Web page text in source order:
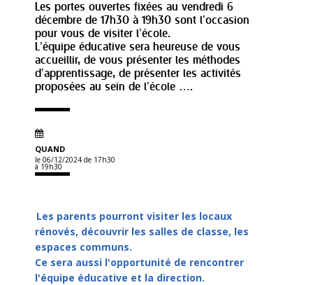
Les portes ouvertes fixées au vendredi 6
décembre de 17h30 à 19h30 sont l’occasion
pour vous de visiter l’école.
L’équipe éducative sera heureuse de vous
accueillir, de vous présenter les méthodes
d’apprentissage, de présenter les activités
proposées au sein de l’école ….
QUAND
le 06/12/2024 de 17h30
à 19h30
Les parents pourront visiter les locaux
rénovés, découvrir les salles de classe, les
espaces communs.
Ce sera aussi l'opportunité de rencontrer
l'équipe éducative et la direction.